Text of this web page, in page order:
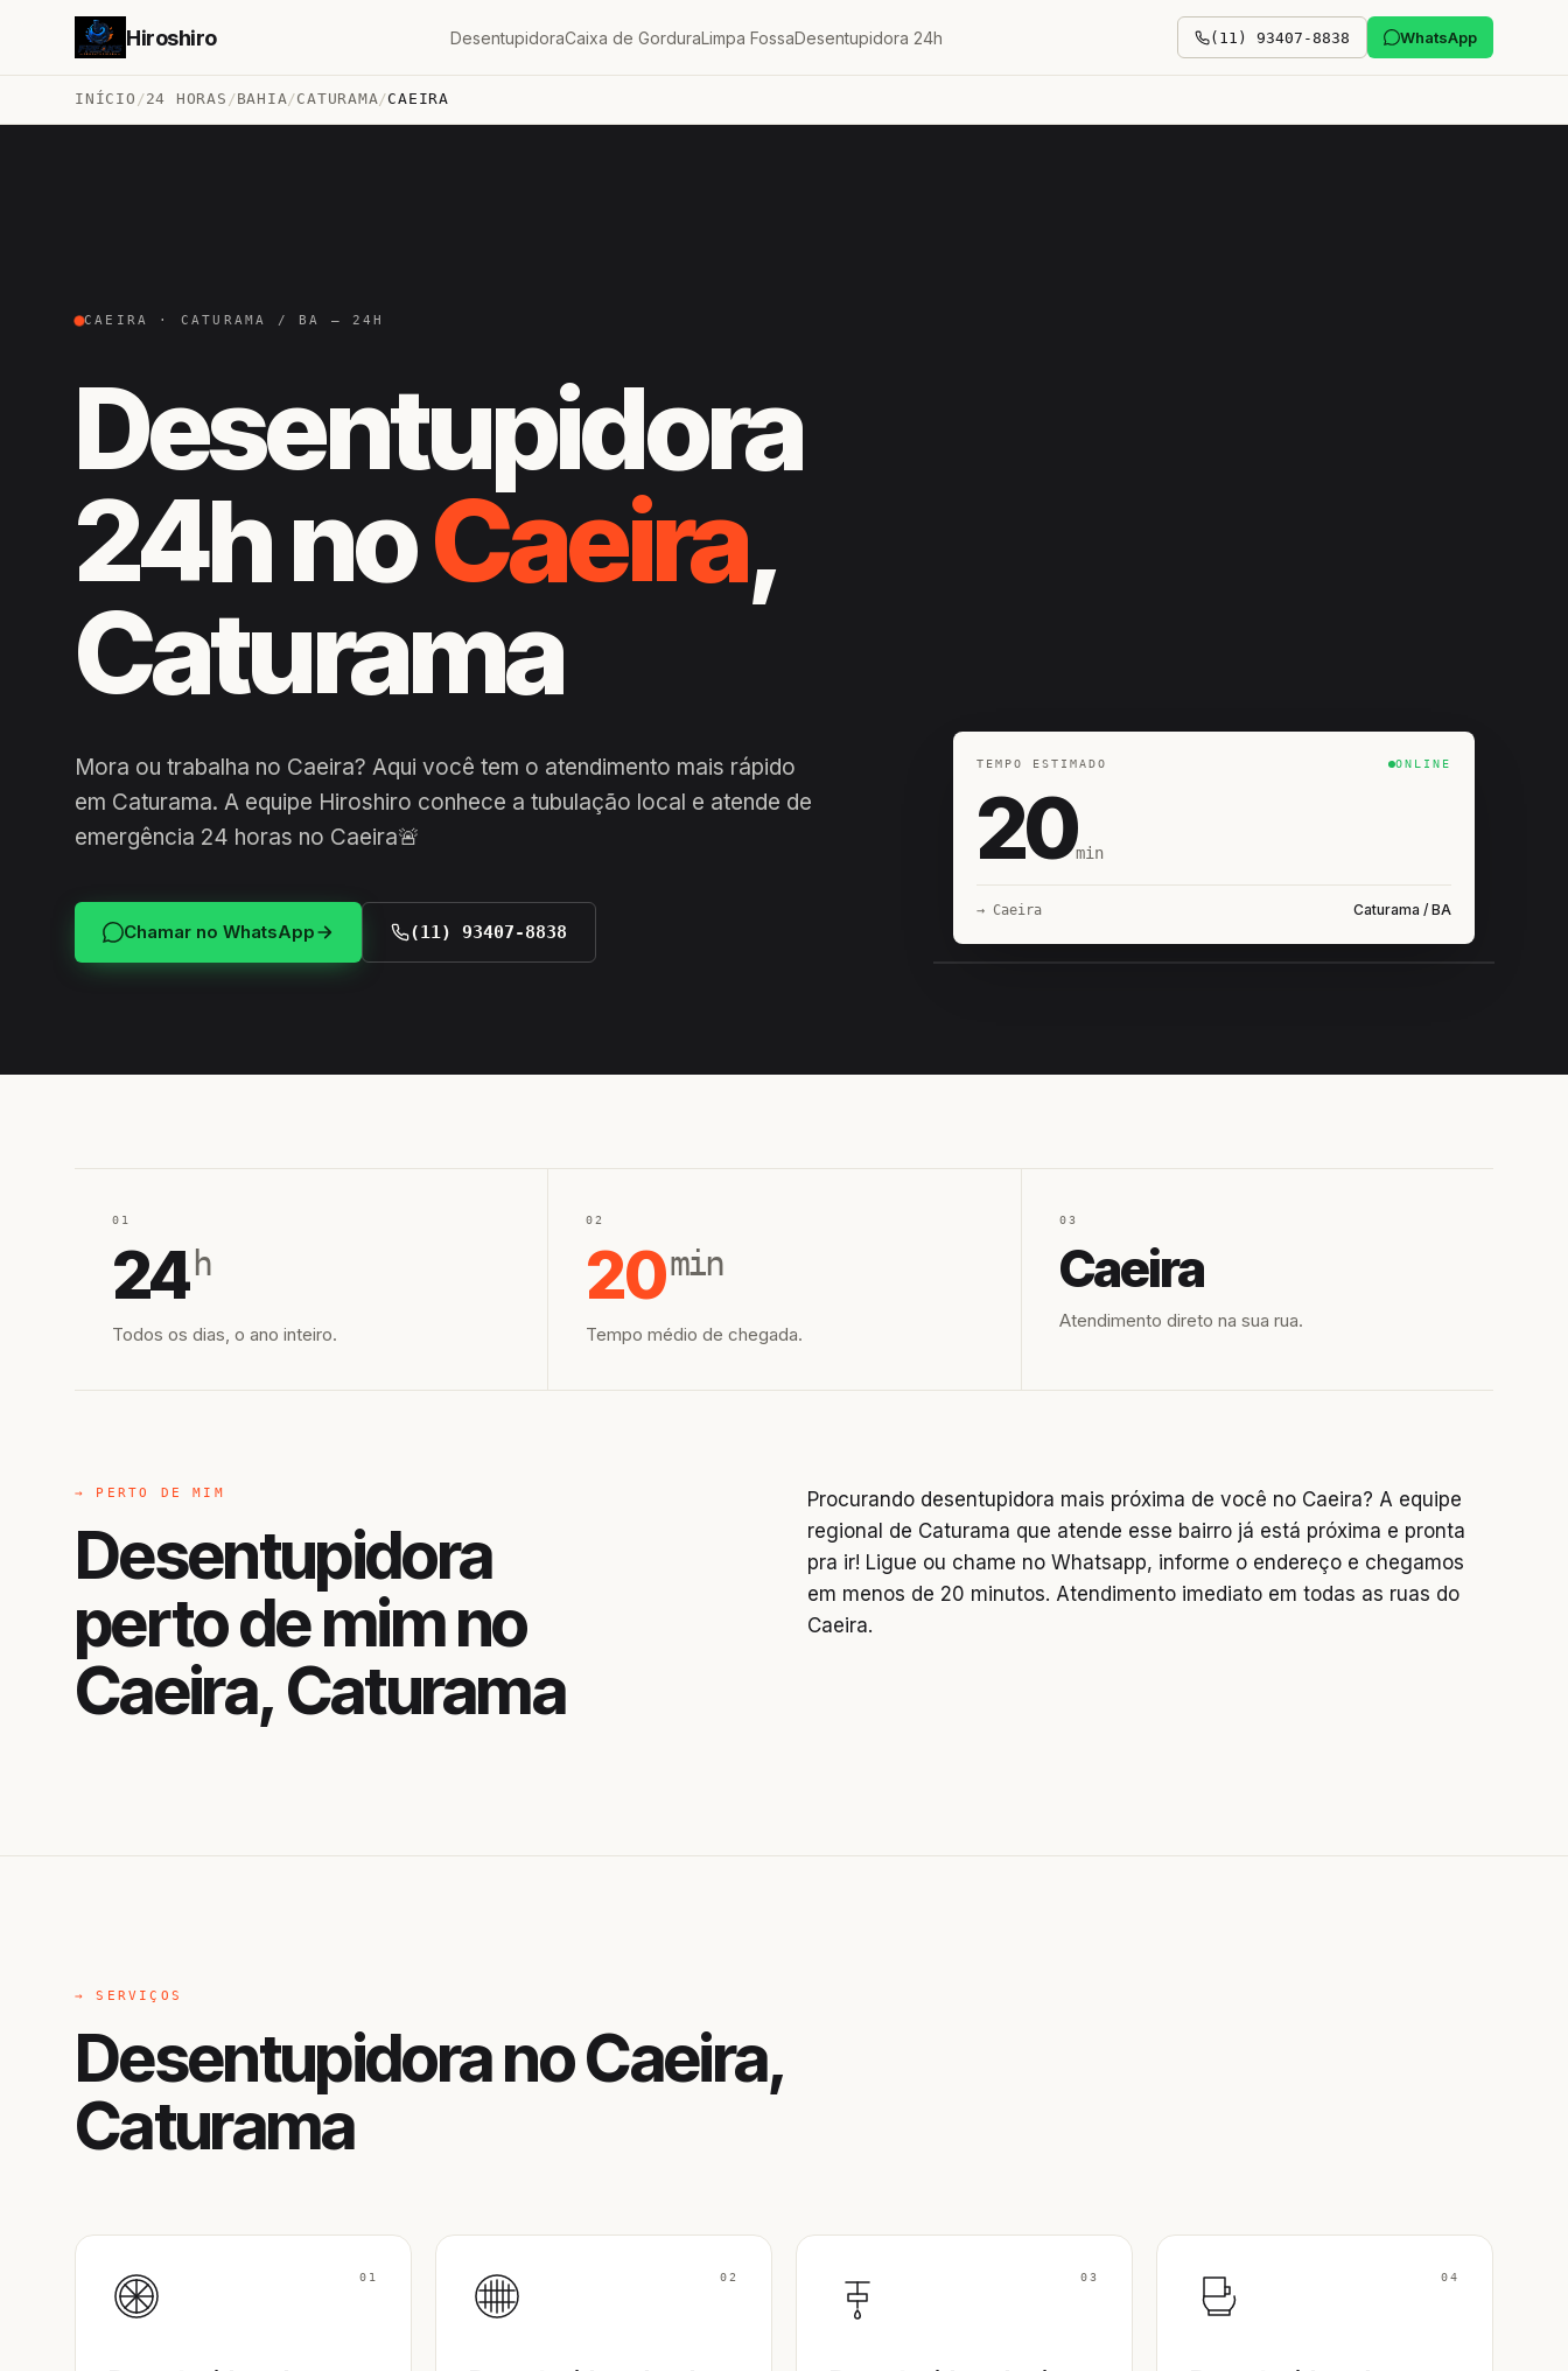
Hiroshiro DesentupidoraCaixa de GorduraLimpa FossaDesentupidora 24h (11) 93407-8838 WhatsApp
INÍCIO /24 HORAS /BAHIA/CATURAMA/CAEIRA
CAEIRA · CATURAMA / BA — 24H
Desentupidora
24h noCaeira,
Caturama
Mora ou trabalha no Caeira? Aqui você tem o atendimento mais rápido
em Caturama. A equipe Hiroshiro conhece a tubulação local e atende de
emergência 24 horas no Caeira🚨
Chamar no WhatsApp (11) 93407-8838
TEMPO ESTIMADO ONLINE
20min
→ Caeira Caturama / BA
01
24 h
Todos os dias, o ano inteiro.
02
20min
Tempo médio de chegada.
03
Caeira
Atendimento direto na sua rua.
→ PERTO DE MIM
Desentupidora
perto de mim no
Caeira, Caturama
Procurando desentupidora mais próxima de você no Caeira? A equipe
regional de Caturama que atende esse bairro já está próxima e pronta
pra ir! Ligue ou chame no Whatsapp, informe o endereço e chegamos
em menos de 20 minutos. Atendimento imediato em todas as ruas do
Caeira.
→ SERVIÇOS
Desentupidora no Caeira,
Caturama
01 02 03 04